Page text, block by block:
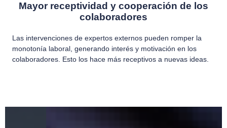
Mayor receptividad y cooperación de los
colaboradores
Las intervenciones de expertos externos pueden romper la
monotonía laboral, generando interés y motivación en los
colaboradores. Esto los hace más receptivos a nuevas ideas.